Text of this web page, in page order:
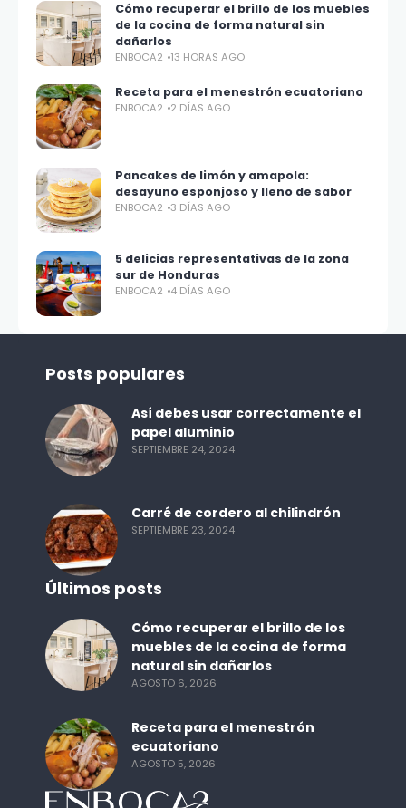
Cómo recuperar el brillo de los muebles
de la cocina de forma natural sin
dañarlos
ENBOCA2 13 HORAS AGO
Receta para el menestrón ecuatoriano
ENBOCA2 2 DÍAS AGO
Pancakes de limón y amapola:
desayuno esponjoso y lleno de sabor
ENBOCA2 3 DÍAS AGO
5 delicias representativas de la zona
sur de Honduras
ENBOCA2 4 DÍAS AGO
Posts populares
Así debes usar correctamente el
papel aluminio
SEPTIEMBRE 24, 2024
Carré de cordero al chilindrón
SEPTIEMBRE 23, 2024
Últimos posts
Cómo recuperar el brillo de los
muebles de la cocina de forma
natural sin dañarlos
AGOSTO 6, 2026
Receta para el menestrón
ecuatoriano
AGOSTO 5, 2026